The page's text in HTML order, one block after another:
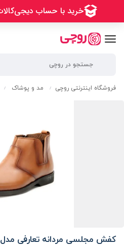
فروشگاه اینترنتی روچی / مد و پوشاک /
کفش مجلسی مردانه تعارفی مدل